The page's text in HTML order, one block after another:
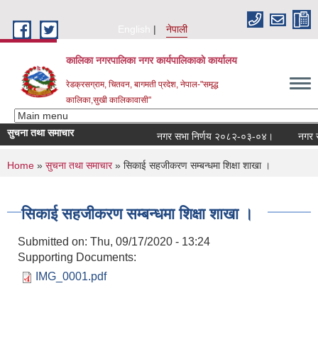
English
नेपाली
कालिका नगरपालिका नगर कार्यपालिकाकाे कार्यालय
रेडक्रसग्राम, चितवन, बागमती प्रदेश, नेपाल-"समृद्ध
कालिका,सुखी कालिकावासी"
सुचना तथा समाचार नगर सभा निर्णय २०८२-०३-०४। नगर
You are here
Home » सुचना तथा समाचार» सिकाई सहजीकरण सम्बन्धमा शिक्षा शाखा ।
सिकाई सहजीकरण सम्बन्धमा शिक्षा शाखा ।
Submitted on: Thu, 09/17/2020 - 13:24
Supporting Documents:
IMG_0001.pdf